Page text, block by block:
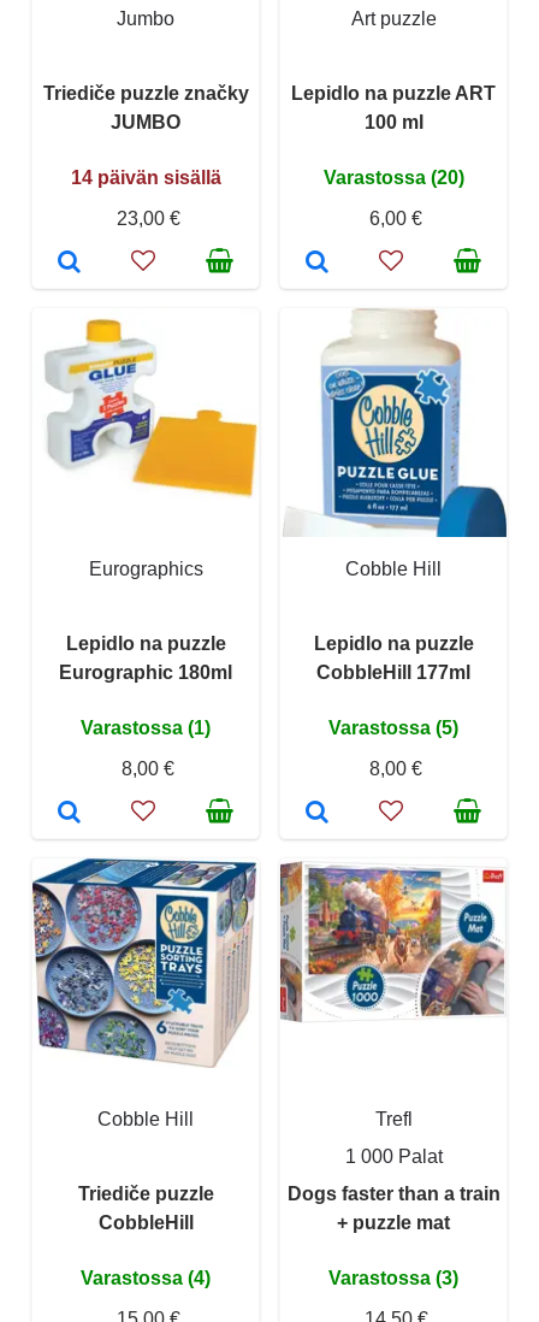
Jumbo
Triediče puzzle značky
JUMBO
14 päivän sisällä
23,00 €
Art puzzle
Lepidlo na puzzle ART
100 ml
Varastossa (20)
6,00 €
Eurographics
Lepidlo na puzzle
Eurographic 180ml
Varastossa (1)
8,00 €
Cobble Hill
Lepidlo na puzzle
CobbleHill 177ml
Varastossa (5)
8,00 €
Cobble Hill
Triediče puzzle
CobbleHill
Varastossa (4)
Trefl
1 000 Palat
Dogs faster than a train
+ puzzle mat
Varastossa (3)